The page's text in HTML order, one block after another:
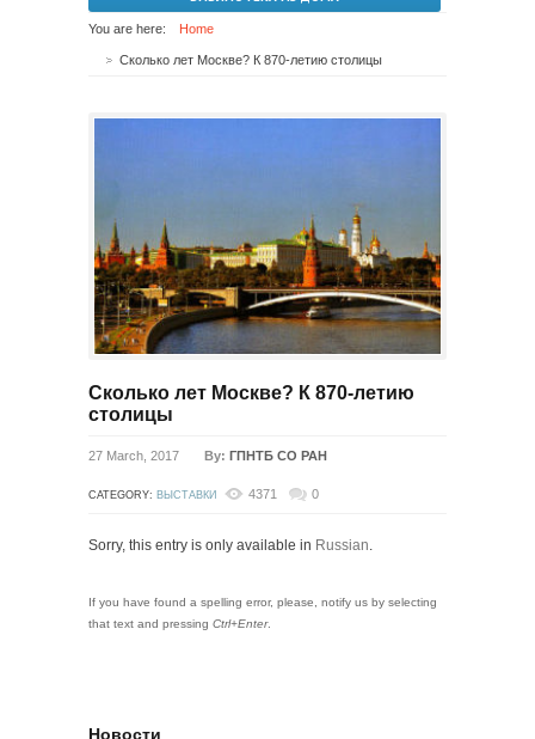
You are here: Home
Cколько лет Москве? К 870-летию столицы
Cколько лет Москве? К 870-летию
столицы
27 March, 2017 By: ГПНТБ СО РАН
CATEGORY: ВЫСТАВКИ 4371 0
Sorry, this entry is only available in Russian
If you have found a spelling error, please, notify us by selecting
that text and pressing Ctrl+Enter.
Новости